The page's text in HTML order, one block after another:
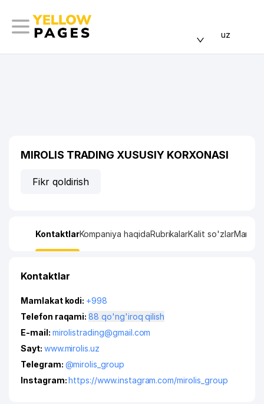
uz
MIROLIS TRADING XUSUSIY KORXONASI
Fikr qoldirish
KontaktlarKompaniya haqidaRubrikalarKalit so'zlarManzil
Kontaktlar
Mamlakat kodi: +998
Telefon raqami:
88 qo'ng'iroq qilish
E-mail: mirolistrading@gmail.com
Sayt: www.mirolis.uz
Telegram: @mirolis_group
Instagram:https://www.instagram.com/mirolis_group